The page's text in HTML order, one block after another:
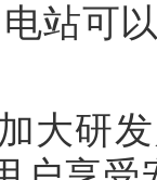
站可
大研